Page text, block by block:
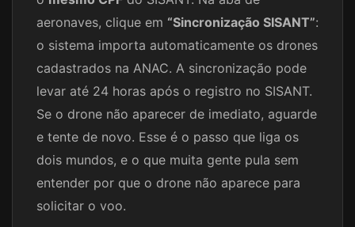
aeronaves, clique em “Sincronização SISANT”:
o sistema importa automaticamente os drones
cadastrados na ANAC. A sincronização pode
levar até 24 horas após o registro no SISANT.
Se o drone não aparecer de imediato, aguarde
e tente de novo. Esse é o passo que liga os
dois mundos, e o que muita gente pula sem
entender por que o drone não aparece para
solicitar o voo.